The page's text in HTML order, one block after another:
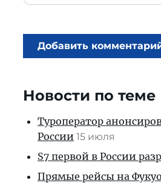
Добавить
Новости по теме
Туроператор
России 15 июля
S7 первой в России
Прямые рейсы на